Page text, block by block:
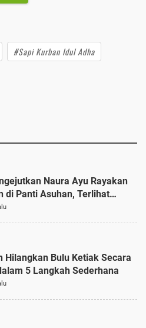
#Sapi Kurban Idul Adha
Naura Ayu Rayakan
di Panti Asuhan, Terlihat
Kaftan Cokelat
Hilangkan Bulu Ketiak Secara
5 Langkah Sederhana